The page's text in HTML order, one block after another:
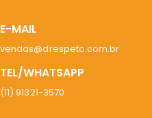
E-MAIL
vendas@drespeto.com.br
TEL/WHATSAPP
(11) 91321-3570